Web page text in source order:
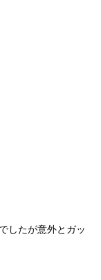
したが意外とガッ